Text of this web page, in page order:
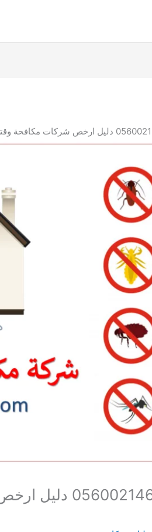
افضل شركة مكافحة